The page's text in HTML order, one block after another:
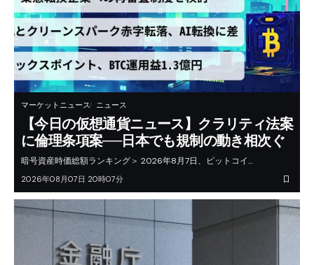
マーケットニュース ニュース
【今日の仮想通貨ニュース】クラリティ法案
に倫理条項案──日本でも規制の動き相次ぐ
暗号資産時価総額ランキング＞ 2026年8月7日、ビットコイ…
2026年08月07日 20時07分